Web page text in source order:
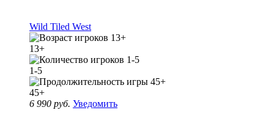
Wild Tiled West
13+
1-5
45+
6 990 руб. Уведомить